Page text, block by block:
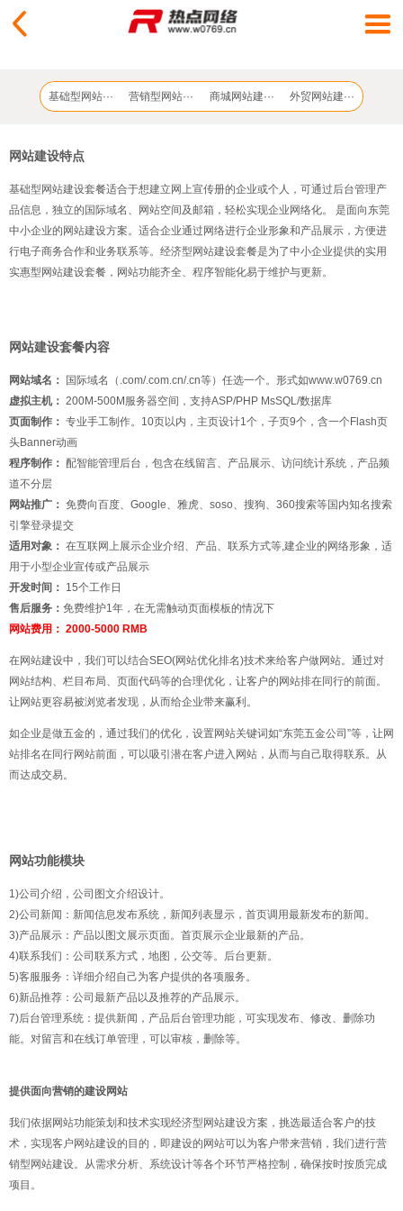
基础型网站··· 营销型网站··· 商城网站建··· 外贸网站建···
网站建设特点
基础型网站建设套餐适合于想建立网上宣传册的企业或个人，可通过后台管理产
品信息，独立的国际域名、网站空间及邮箱，轻松实现企业网络化。 是面向东莞
中小企业的网站建设方案。适合企业通过网络进行企业形象和产品展示，方便进
行电子商务合作和业务联系等。经济型网站建设套餐是为了中小企业提供的实用
实惠型网站建设套餐，网站功能齐全、程序智能化易于维护与更新。
网站建设套餐内容
网站域名： 国际域名（.com/.com.cn/.cn等）任选一个。形式如www.w0769.cn
虚拟主机： 200M-500M服务器空间，支持ASP/PHP MsSQL/数据库
页面制作： 专业手工制作。10页以内，主页设计1个，子页9个，含一个Flash页
头Banner动画
程序制作： 配智能管理后台，包含在线留言、产品展示、访问统计系统，产品频
道不分层
网站推广： 免费向百度、Google、雅虎、soso、搜狗、360搜索等国内知名搜索
引擎登录提交
适用对象： 在互联网上展示企业介绍、产品、联系方式等,建企业的网络形象，适
用于小型企业宣传或产品展示
开发时间： 15个工作日
售后服务： 免费维护1年，在无需触动页面模板的情况下
网站费用： 2000-5000 RMB
在网站建设中，我们可以结合SEO(网站优化排名)技术来给客户做网站。通过对
网站结构、栏目布局、页面代码等的合理优化，让客户的网站排在同行的前面。
让网站更容易被浏览者发现，从而给企业带来赢利。
如企业是做五金的，通过我们的优化，设置网站关键词如“东莞五金公司”等，让网
站排名在同行网站前面，可以吸引潜在客户进入网站，从而与自己取得联系。从
而达成交易。
网站功能模块
1)公司介绍，公司图文介绍设计。
2)公司新闻：新闻信息发布系统，新闻列表显示，首页调用最新发布的新闻。
3)产品展示：产品以图文展示页面。首页展示企业最新的产品。
4)联系我们：公司联系方式，地图，公交等。后台更新。
5)客服服务：详细介绍自己为客户提供的各项服务。
6)新品推荐：公司最新产品以及推荐的产品展示。
7)后台管理系统：提供新闻，产品后台管理功能，可实现发布、修改、删除功
能。对留言和在线订单管理，可以审核，删除等。
提供面向营销的建设网站
我们依据网站功能策划和技术实现经济型网站建设方案，挑选最适合客户的技
术，实现客户网站建设的目的，即建设的网站可以为客户带来营销，我们进行营
销型网站建设。从需求分析、系统设计等各个环节严格控制，确保按时按质完成
项目。